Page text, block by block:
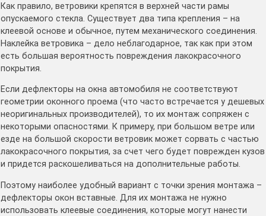
Как правило, ветровики крепятся в верхней части рамы
опускаемого стекла. Существует два типа крепления – на
клеевой основе и обычное, путем механического соединения.
Наклейка ветровика – дело неблагодарное, так как при этом
есть большая вероятность повреждения лакокрасочного
покрытия.
Если дефлекторы на окна автомобиля не соответствуют
геометрии оконного проема (что часто встречается у дешевых
неоригинальных производителей), то их монтаж сопряжен с
некоторыми опасностями. К примеру, при большом ветре или
езде на большой скорости ветровик может сорвать с частью
лакокрасочного покрытия, за счет чего будет поврежден кузов
и придется раскошеливаться на дополнительные работы.
Поэтому наиболее удобный вариант с точки зрения монтажа –
дефлекторы окон вставные. Для их монтажа не нужно
использовать клеевые соединения, которые могут нанести